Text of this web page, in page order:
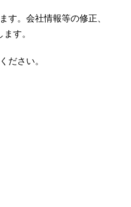
す。会社情報等の修正、
す。
ださい。